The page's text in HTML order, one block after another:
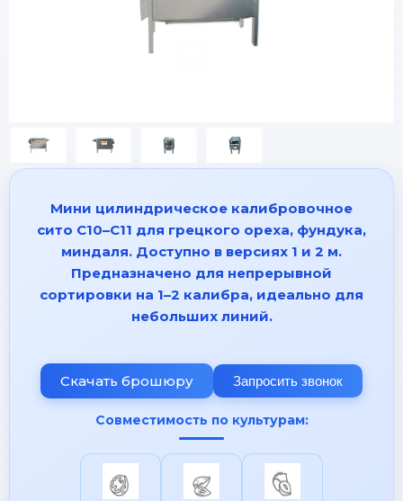
Мини цилиндрическое калибровочное
сито C10–C11 для грецкого ореха, фундука,
миндаля. Доступно в версиях 1 и 2 м.
Предназначено для непрерывной
сортировки на 1–2 калибра, идеально для
небольших линий.
Скачать брошюру Запросить звонок
Совместимость по культурам: